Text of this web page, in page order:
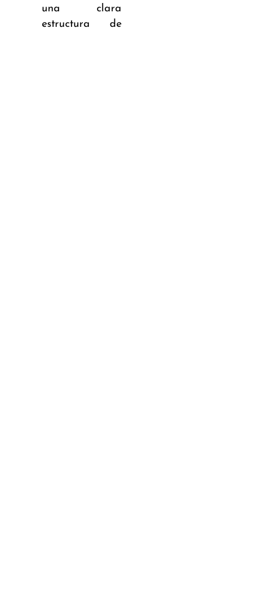
una clara
estructura de